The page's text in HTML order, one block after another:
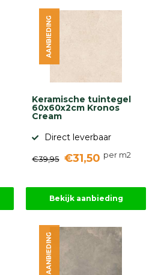
Keramische tuintegel
60x60x2cm Kronos
Cream
Direct leverbaar
€39,95 €31,50 per m2
AANBIEDING
Bekijk aanbieding
AANBIEDING